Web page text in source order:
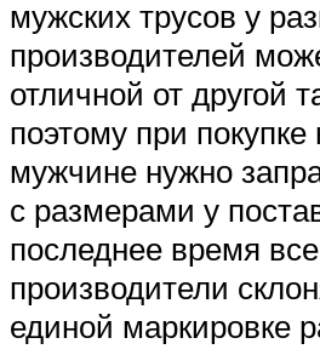
мужских трусов у
производителей
отличной от другой
поэтому при
мужчине нужно
с размерами у
последнее время
производители
единой маркировке